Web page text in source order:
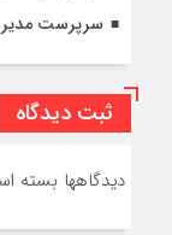
سرپرست
ثبت دیدگاه
دیدگاهها بسته